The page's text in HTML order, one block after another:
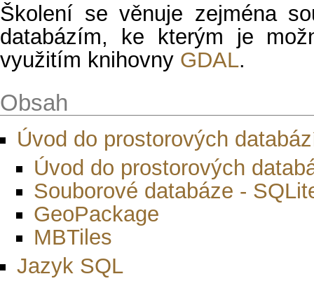
Školení se věnuje zejména
databázím, ke kterým je
využitím knihovny GDAL.
Obsah
Úvod do prostorových
Úvod do prostorových
Souborové databáze -
GeoPackage
MBTiles
Jazyk SQL